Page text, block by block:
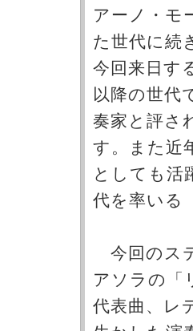
アーノ・モ
た世代に続
今回来日す
以降の世代
奏家と評さ
す。また近
としても活
代を率いる
今回のス
アソラの「
代表曲、レ